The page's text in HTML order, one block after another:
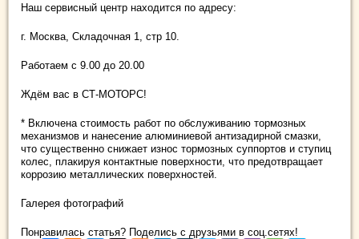
Наш сервисный центр находится по адресу:
г. Москва, Складочная 1, стр 10.
Работаем с 9.00 до 20.00
Ждём вас в СТ-МОТОРС!
* Включена стоимость работ по обслуживанию тормозных
механизмов и нанесение алюминиевой антизадирной смазки,
что существенно снижает износ тормозных суппортов и ступиц
колес, плакируя контактные поверхности, что предотвращает
коррозию металлических поверхностей.
Галерея фотографий
Понравилась статья? Поделись с друзьями в соц.сетях!